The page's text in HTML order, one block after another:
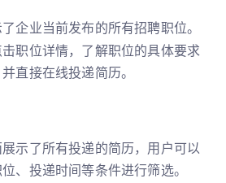
企业当前发布的所有招聘职位。
职位详情，了解职位的具体要求
直接在线投递简历。
示了所有投递的简历，用户可以
、投递时间等条件进行筛选。